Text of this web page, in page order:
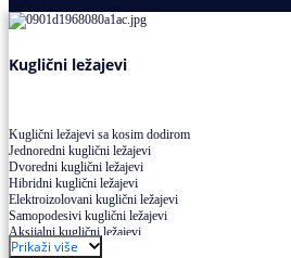
Kuglični ležajevi
Kuglični ležajevi sa kosim dodirom
Jednoredni kuglični ležajevi
Dvoredni kuglični ležajevi
Hibridni kuglični ležajevi
Elektroizolovani kuglični ležajevi
Samopodesivi kuglični ležajevi
Aksijalni kuglični ležajevi
Kuglični ležajevi od nerđajućeg čelika
Prikaži više